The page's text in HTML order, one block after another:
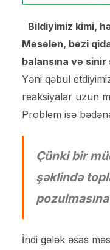
Bildiyimiz kimi,
Məsələn, bəzi
balansına və
Yəni qəbul
reaksiyalar uzun
Problem isə
Çünki bir
şəklində
İndi gələk əsas